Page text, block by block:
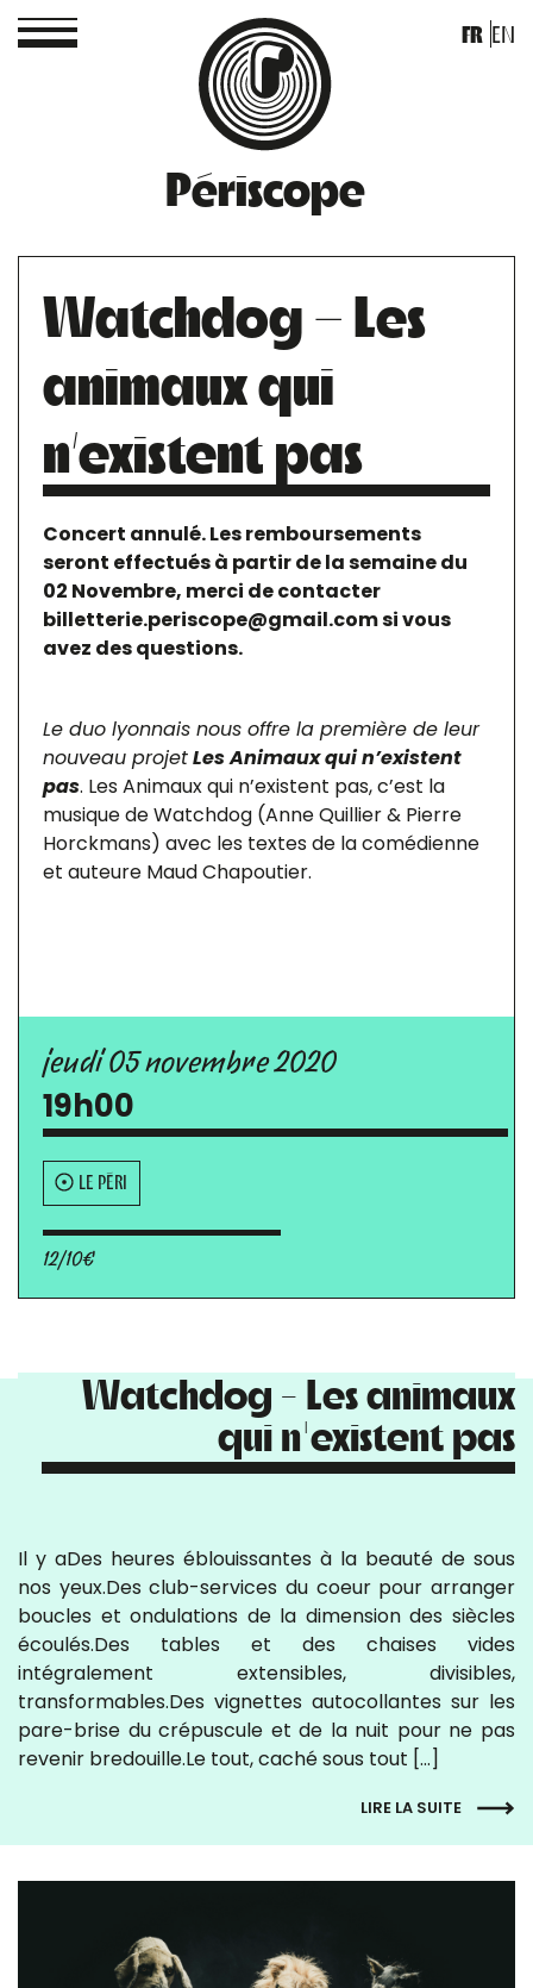
Périscope
FR EN
Watchdog – Les
animaux qui
n’existent pas
Concert annulé. Les remboursements
seront effectués à partir de la semaine du
02 Novembre, merci de contacter
billetterie.periscope@gmail.com si vous
avez des questions.
Le duo lyonnais nous offre la première de leur
nouveau projetLes Animaux qui n’existent
pas. Les Animaux qui n’existent pas, c’est la
musique de Watchdog (Anne Quillier & Pierre
Horckmans) avec les textes de la comédienne
et auteure Maud Chapoutier.
jeudi 05 novembre 2020
19h00
LE PÉRI
12/10€
Watchdog - Les animaux
qui n'existent pas
Il y aDes heures éblouissantes à la beauté de sous
nos yeux.Des club-services du coeur pour arranger
boucles et ondulations de la dimension des siècles
écoulés.Des tables et des chaises vides
intégralement extensibles, divisibles,
transformables.Des vignettes autocollantes sur les
pare-brise du crépuscule et de la nuit pour ne pas
revenir bredouille.Le tout, caché sous tout […]
LIRE LA SUITE